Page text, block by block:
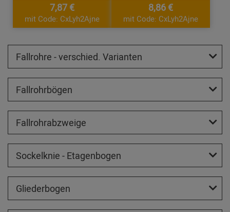
7,87 €
mit Code: CxLyh2Ajne
8,86 €
mit Code: CxLyh2Ajne
Fallrohre - verschied. Varianten
Fallrohrbögen
Fallrohrabzweige
Sockelknie - Etagenbogen
Gliederbogen